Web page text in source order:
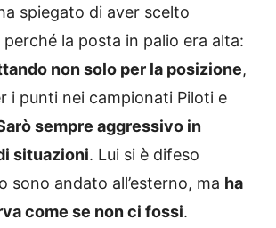
spiegato di aver scelto
perché la posta in palio era alta:
non solo per la posizione,
i punti nei campionati Piloti e
sempre aggressivo in
situazioni. Lui si è difeso
sono andato all’esterno, ma ha
come se non ci fossi.